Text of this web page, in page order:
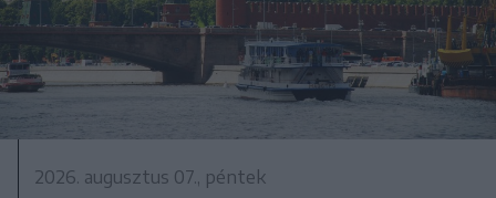
2026. augusztus 07., péntek